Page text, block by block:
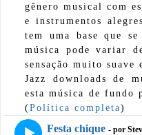
gênero musical com
e instrumentos
tem uma base que
música pode variar
sensação muito suave
Jazz downloads de
esta música de fundo
(Política completa)
Festa chique - por